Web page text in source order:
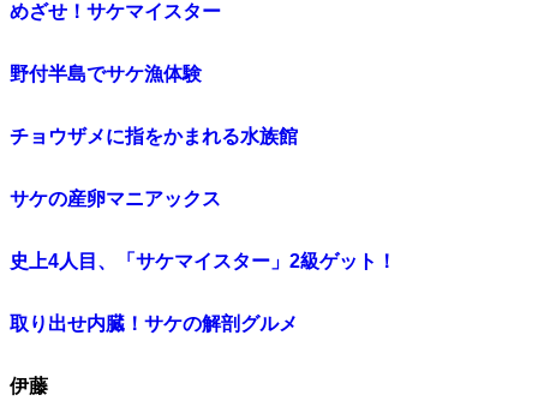
めざせ！サケマイスター
野付半島でサケ漁体験
チョウザメに指をかまれる水族館
サケの産卵マニアックス
史上4人目、「サケマイスター」2級ゲット！
取り出せ内臓！サケの解剖グルメ
伊藤